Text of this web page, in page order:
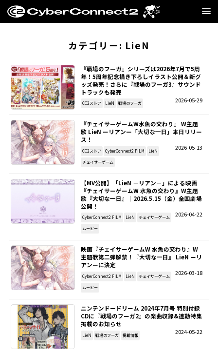
MANGA・NOVEL
FILM
CC2STORE
COMPANY
BLOG
RECRUIT
EN
カテゴリー: LieN
『戦場のフーガ』シリーズは2026年7月で5周
年！5周年記念描き下ろしイラスト公開＆新グ
ッズ発売！さらに『戦場のフーガ3』サウンド
トラックも発売
2026-05-29
CC2ストア LieN 戦場のフーガ
『チェイサーゲームW水魚の交わり』 W主題
歌 LieN ーリアンー「大切な一日」本日リリー
ス！
2026-05-13
CC2ストア CyberConnect2 FILM LieN
チェイサーゲーム
【MV公開】「LieN －リアン－」による映画
『チェイサーゲームW 水魚の交わり』W主題
歌『大切な一日』｜2026.5.15（金）全国劇場
公開！
2026-04-22
CyberConnect2 FILM LieN チェイサーゲーム
ムービー
映画『チェイサーゲームW ⽔⿂の交わり』W
主題歌第⼆弾解禁！『⼤切な⼀⽇』 LieN ーリ
アンーに決定
2026-03-18
CyberConnect2 FILM LieN チェイサーゲーム
ムービー
ニンテンドードリーム 2024年7月号 特別付録
CDに『戦場のフーガ2』の楽曲収録&連動特集
掲載のお知らせ
2024-05-22
LieN 戦場のフーガ 掲載情報